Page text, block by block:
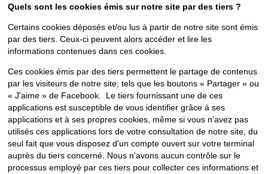
Quels sont les cookies émis sur notre site par des tiers ?
Certains cookies déposés et/ou lus à partir de notre site sont émis
par des tiers. Ceux-ci peuvent alors accéder et lire les
informations contenues dans ces cookies.
Ces cookies émis par des tiers permettent le partage de contenus
par les visiteurs de notre site, tels que les boutons « Partager » ou
« J'aime » de Facebook. Le tiers fournissant une de ces
applications est susceptible de vous identifier grâce à ses
applications et à ses propres cookies, même si vous n’avez pas
utilisés ces applications lors de votre consultation de notre site, du
seul fait que vous disposez d'un compte ouvert sur votre terminal
auprès du tiers concerné. Nous n'avons aucun contrôle sur le
processus employé par ces tiers pour collecter ces informations et